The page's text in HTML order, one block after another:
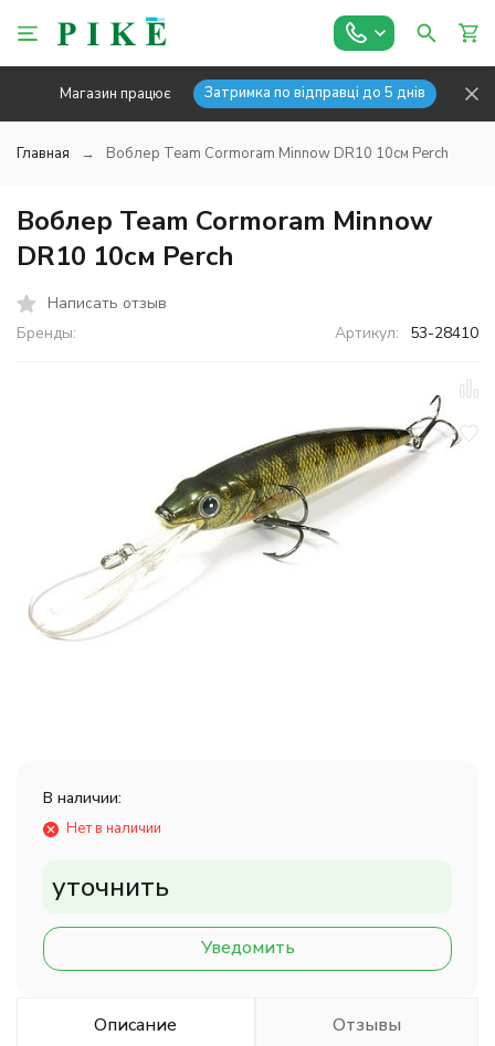
Магазин працює Затримка по відправці до 5 днів
Главная Воблер Team Cormoram Minnow DR10 10см Perch
Воблер Team Cormoram Minnow
DR10 10см Perch
Написать отзыв
Бренды:
Артикул: 53-28410
В наличии:
Нет в наличии
уточнить
Уведомить
Описание Отзывы